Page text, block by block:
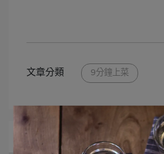
文章分類 9分鐘上菜
所有文章主題